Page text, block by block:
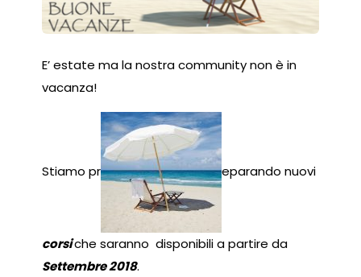
E’ estate ma la nostra community non è in
vacanza!
Stiamo pr eparando nuovi
corsiche saranno disponibili a partire da
Settembre 2018.